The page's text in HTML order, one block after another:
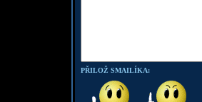
PŘILOŽ SMAILÍKA: